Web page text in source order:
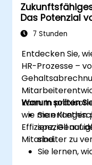
Das Potenzial
7 Stunden
Entdecken Sie,
HR-Prozesse –
kann. In
wie man KI
Effizienz,
Mitarbeiter zu
Warum sollten
Sie erlangen
speziell auf
sind.
Sie lernen,